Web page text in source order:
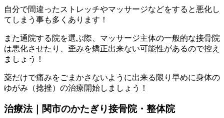
自分で間違ったストレッチやマッサージなどをすると悪化し
てしまう事も多くあります！
また通院する院を選ぶ際、マッサージ主体の一般的な接骨院
は悪化させたり、歪みを矯正出来ない可能性があるので控え
ましょう！
薬だけで痛みをごまかさないように出来る限り早めに身体の
ゆがみ（捻挫）の治療開始しましょう！
治療法｜関市のかたぎり接骨院・整体院